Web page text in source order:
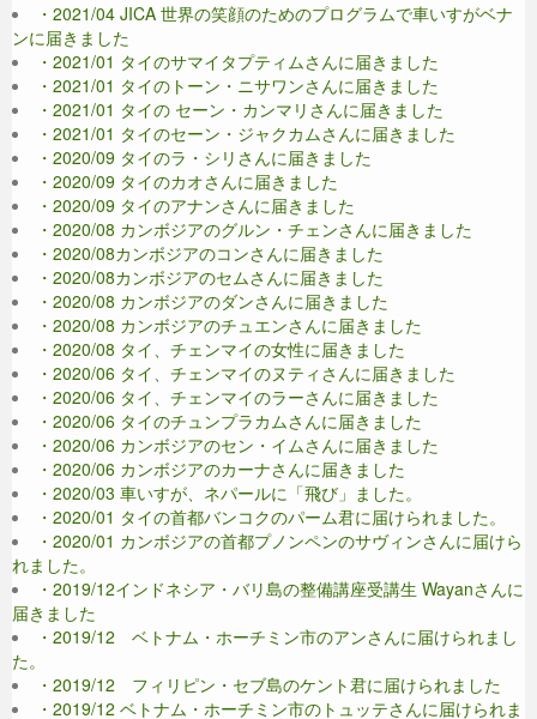
・2021/04 JICA 世界の笑顔のためのプログラムで車いすがベナ
ンに届きました
・2021/01 タイのサマイタプティムさんに届きました
・2021/01 タイのトーン・ニサワンさんに届きました
・2021/01 タイの セーン・カンマリさんに届きました
・2021/01 タイのセーン・ジャクカムさんに届きました
・2020/09 タイのラ・シリさんに届きました
・2020/09 タイのカオさんに届きました
・2020/09 タイのアナンさんに届きました
・2020/08 カンボジアのグルン・チェンさんに届きました
・2020/08カンボジアのコンさんに届きました
・2020/08カンボジアのセムさんに届きました
・2020/08 カンボジアのダンさんに届きました
・2020/08 カンボジアのチュエンさんに届きました
・2020/08 タイ、チェンマイの女性に届きました
・2020/06 タイ、チェンマイのヌティさんに届きました
・2020/06 タイ、チェンマイのラーさんに届きました
・2020/06 タイのチュンプラカムさんに届きました
・2020/06 カンボジアのセン・イムさんに届きました
・2020/06 カンボジアのカーナさんに届きました
・2020/03 車いすが、ネパールに「飛び」ました。
・2020/01 タイの首都バンコクのパーム君に届けられました。
・2020/01 カンボジアの首都プノンペンのサヴィンさんに届けら
れました。
・2019/12インドネシア・バリ島の整備講座受講生 Wayanさんに
届きました
・2019/12 ベトナム・ホーチミン市のアンさんに届けられまし
た。
・2019/12 フィリピン・セブ島のケント君に届けられました
・2019/12 ベトナム・ホーチミン市のトュッテさんに届けられま